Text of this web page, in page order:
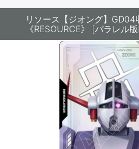
リソース【ジオング】GD04
《RESOURCE》
[パラレル